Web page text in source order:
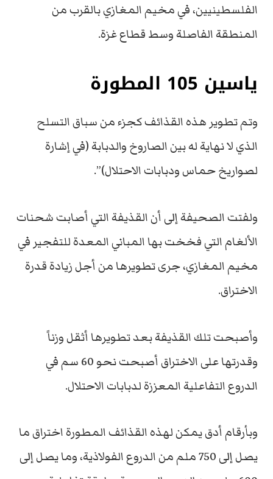
الفلسطينيين، في مخيم المغازي بالقرب من
المنطقة الفاصلة وسط قطاع غزة.
ياسين 105 المطورة
وتم تطوير هذه القذائف كجزء من سباق التسلح
الذي لا نهاية له بين الصاروخ والدبابة (في إشارة
لصواريخ حماس ودبابات الاحتلال)”.
ولفتت الصحيفة إلى أن القذيفة التي أصابت شحنات
الألغام التي فخخت بها المباني المعدة للتفجير في
مخيم المغازي، جرى تطويرها من أجل زيادة قدرة
الاختراق.
وأصبحت تلك القذيفة بعد تطويرها أثقل وزناً
وقدرتها على الاختراق أصبحت نحو 60 سم في
الدروع التفاعلية المعززة لدبابات الاحتلال.
وبأرقام أدق يمكن لهذه القذائف المطورة اختراق ما
يصل إلى 750 ملم من الدروع الفولاذية، وما يصل إلى